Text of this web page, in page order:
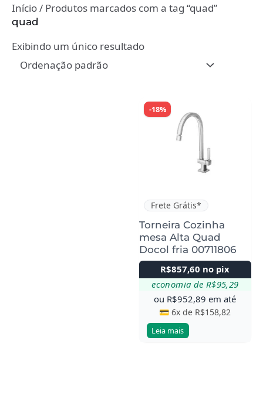
Início/ Produtos marcados com a tag “quad”
quad
Exibindo um único resultado
-18%
Frete Grátis*
Torneira Cozinha
mesa Alta Quad
Docol fria 00711806
R$857,60 no pix
economia de R$95,29
ou R$952,89 em até
💳 6x de R$158,82
Leia mais